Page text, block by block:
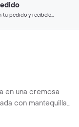
tu pedido y recíbelo
en una cremosa
con mantequilla